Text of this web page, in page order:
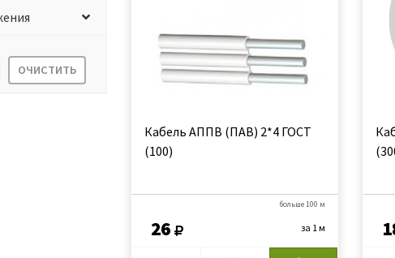
ОЧИСТИТЬ
Кабель АППВ (ПАВ) 2*4 ГОСТ
(100)
26
больше 100 м
за 1 м